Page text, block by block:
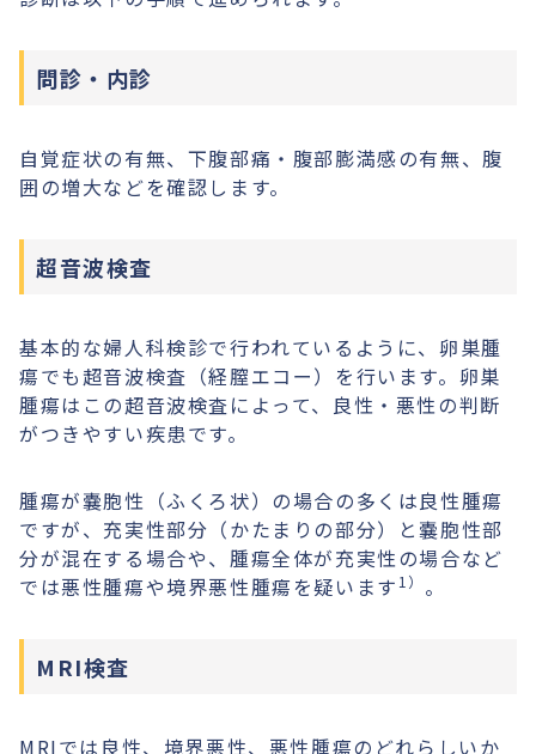
問診・内診
自覚症状の有無、下腹部痛・腹部膨満感の有無、腹
囲の増大などを確認します。
超音波検査
基本的な婦人科検診で行われているように、卵巣腫
瘍でも超音波検査（経膣エコー）を行います。卵巣
腫瘍はこの超音波検査によって、良性・悪性の判断
がつきやすい疾患です。
腫瘍が嚢胞性（ふくろ状）の場合の多くは良性腫瘍
ですが、充実性部分（かたまりの部分）と嚢胞性部
分が混在する場合や、腫瘍全体が充実性の場合など
では悪性腫瘍や境界悪性腫瘍を疑います 1） 。
MRI検査
MRIでは良性、境界悪性、悪性腫瘍のどれらしいか